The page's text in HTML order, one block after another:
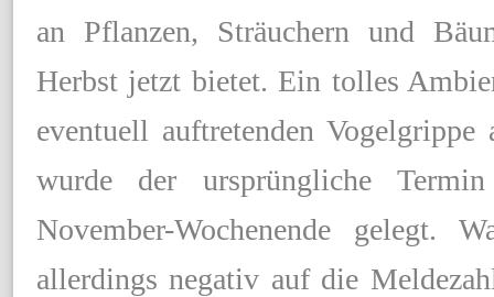
an Pflanzen, Sträuchern und
Herbst jetzt bietet. Ein tolles
eventuell auftretenden Vogelgrippe
wurde der ursprüngliche
November-Wochenende gelegt.
allerdings negativ auf die